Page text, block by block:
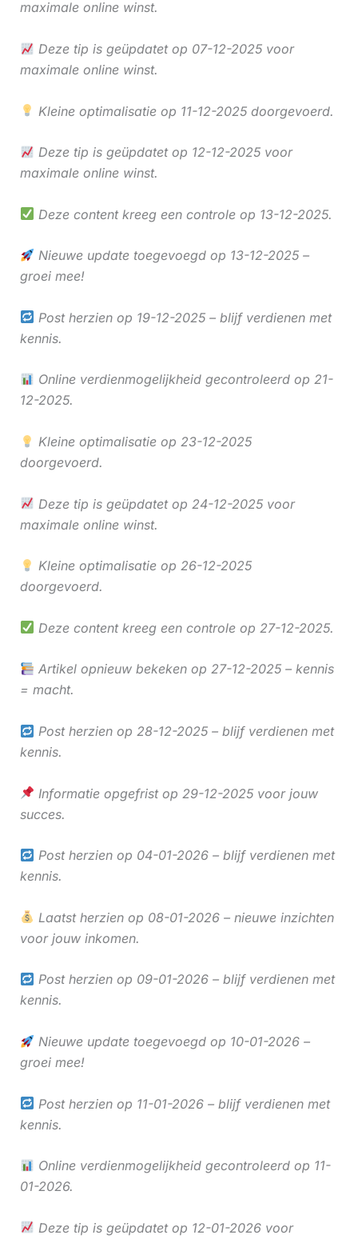
maximale online winst.
Deze tip is geüpdatet op 07-12-2025 voor
maximale online winst.
Kleine optimalisatie op 11-12-2025 doorgevoerd.
Deze tip is geüpdatet op 12-12-2025 voor
maximale online winst.
Deze content kreeg een controle op 13-12-2025.
Nieuwe update toegevoegd op 13-12-2025 –
groei mee!
Post herzien op 19-12-2025 – blijf verdienen met
kennis.
Online verdienmogelijkheid gecontroleerd op 21-
12-2025.
Kleine optimalisatie op 23-12-2025
doorgevoerd.
Deze tip is geüpdatet op 24-12-2025 voor
maximale online winst.
Kleine optimalisatie op 26-12-2025
doorgevoerd.
Deze content kreeg een controle op 27-12-2025.
Artikel opnieuw bekeken op 27-12-2025 – kennis
= macht.
Post herzien op 28-12-2025 – blijf verdienen met
kennis.
Informatie opgefrist op 29-12-2025 voor jouw
succes.
Post herzien op 04-01-2026 – blijf verdienen met
kennis.
Laatst herzien op 08-01-2026 – nieuwe inzichten
voor jouw inkomen.
Post herzien op 09-01-2026 – blijf verdienen met
kennis.
Nieuwe update toegevoegd op 10-01-2026 –
groei mee!
Post herzien op 11-01-2026 – blijf verdienen met
kennis.
Online verdienmogelijkheid gecontroleerd op 11-
01-2026.
Deze tip is geüpdatet op 12-01-2026 voor